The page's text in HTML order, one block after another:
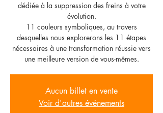
dédiée à la suppression des freins à votre
évolution.
11 couleurs symboliques, au travers
desquelles nous explorerons les 11 étapes
nécessaires à une transformation réussie vers
une meilleure version de vous-mêmes.
Aucun billet en vente
Voir d'autres événements